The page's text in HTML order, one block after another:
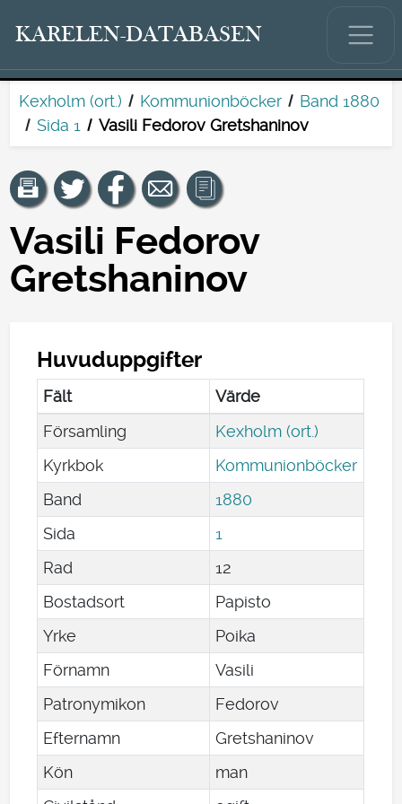
KARELEN-DATABASEN
Kexholm (ort.) Kommunionböcker
Band 1880
Sida 1
Vasili Fedorov Gretshaninov
Vasili Fedorov
Gretshaninov
Huvuduppgifter
Fält
Värde
Församling
Kexholm (ort.)
Kyrkbok
Kommunionböcker
Band
1880
Sida
1
Rad
12
Bostadsort
Papisto
Yrke
Poika
Förnamn
Vasili
Patronymikon
Fedorov
Efternamn
Gretshaninov
Kön
man